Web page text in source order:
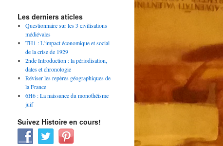
Les derniers aticles
Questionnaire sur les 3 civilisations
médiévales
TH1 : L’impact économique et social
de la crise de 1929
2nde Introduction : la périodisation,
dates et chronologie
Réviser les repères géographiques de
la France
6H6 : La naissance du monothéisme
juif
Suivez Histoire en cours!